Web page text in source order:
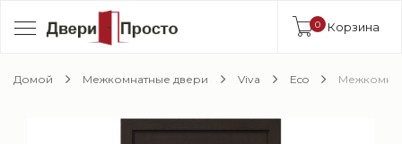
0 Корзина
Домой Межкомнатные двери Viva Eco